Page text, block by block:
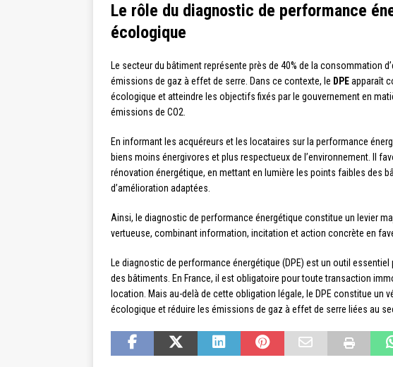
Le rôle du diagnostic de performance
écologique
Le secteur du bâtiment représente près de 40% de la consommation
émissions de gaz à effet de serre. Dans ce contexte, le DPEapparaît
écologique et atteindre les objectifs fixés par le gouvernement en
émissions de CO2.
En informant les acquéreurs et les locataires sur la performance
biens moins énergivores et plus respectueux de l’environnement. Il
rénovation énergétique, en mettant en lumière les points faibles des
d’amélioration adaptées.
Ainsi, le diagnostic de performance énergétique constitue un levier
vertueuse, combinant information, incitation et action concrète en
Le diagnostic de performance énergétique (DPE) est un outil
des bâtiments. En France, il est obligatoire pour toute transaction
location. Mais au-delà de cette obligation légale, le DPE constitue un
écologique et réduire les émissions de gaz à effet de serre liées au